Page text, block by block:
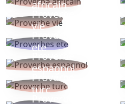
africain
Proverbe
vie
Proverbes
ete
Proverbe
espagnol
Proverbe
turc
Proverbe